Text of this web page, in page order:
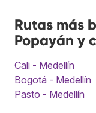
Rutas más
Popayán y
Cali - Medellín
Bogotá - Medellín
Pasto - Medellín